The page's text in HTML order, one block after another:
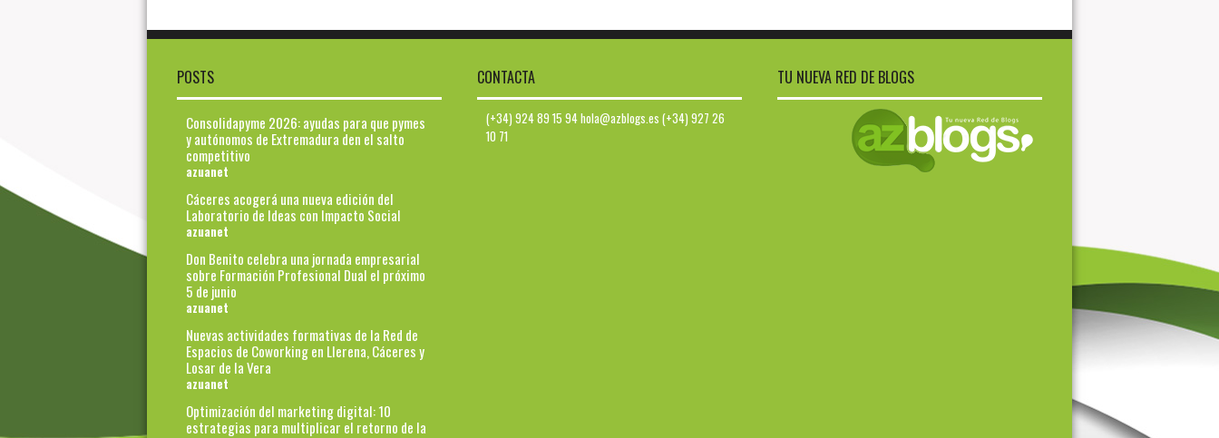
POSTS
Consolidapyme 2026: ayudas para que pymes
y autónomos de Extremadura den el salto
competitivo
azuanet
Cáceres acogerá una nueva edición del
Laboratorio de Ideas con Impacto Social
azuanet
Don Benito celebra una jornada empresarial
sobre Formación Profesional Dual el próximo
5 de junio
azuanet
Nuevas actividades formativas de la Red de
Espacios de Coworking en Llerena, Cáceres y
Losar de la Vera
azuanet
Optimización del marketing digital: 10
estrategias para multiplicar el retorno de la
CONTACTA
(+34) 924 89 15 94 hola@azblogs.es (+34) 927 26
10 71
TU NUEVA RED DE BLOGS